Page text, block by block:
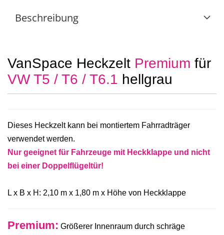
Beschreibung
VanSpace Heckzelt Premium für
VW T5 / T6 / T6.1 hellgrau
Dieses Heckzelt kann bei montiertem Fahrradträger
verwendet werden.
Nur geeignet für Fahrzeuge mit Heckklappe und nicht
bei einer Doppelflügeltür!
L x B x H: 2,10 m x 1,80 m x Höhe von Heckklappe
Premium: Größerer Innenraum durch schräge